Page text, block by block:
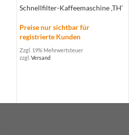
Schnellfilter-Kaffeemaschine ‚TH‘
Preise nur sichtbar für
registrierte Kunden
Zzgl. 19% Mehrwertsteuer
zzgl. Versand